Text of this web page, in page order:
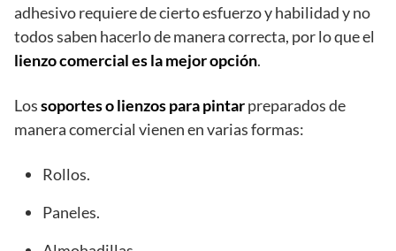
adhesivo requiere de cierto esfuerzo y habilidad y no
todos saben hacerlo de manera correcta, por lo que el
lienzo comercial es la mejor opción.
Lossoportes o lienzos para pintarpreparados de
manera comercial vienen en varias formas:
Rollos.
Paneles.